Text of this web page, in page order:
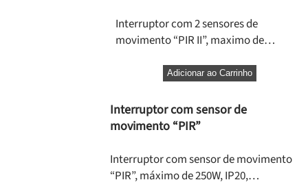
Interruptor com 2 sensores de
movimento “PIR II”, maximo de…
Adicionar ao Carrinho
Interruptor com sensor de
movimento “PIR”
Interruptor com sensor de movimento
“PIR”, máximo de 250W, IP20,…